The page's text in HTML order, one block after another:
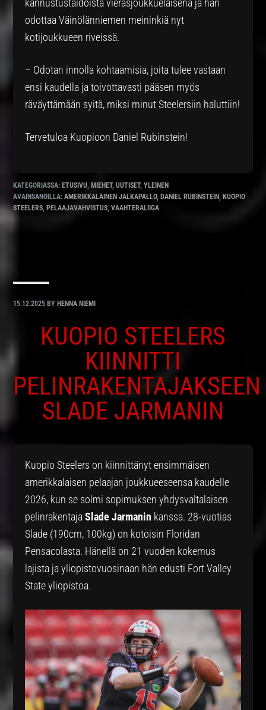
odottaa Väinölänniemen meininkiä nyt
kotijoukkueen riveissä.
– Odotan innolla kohtaamisia, joita tulee vastaan
ensi kaudella ja toivottavasti pääsen myös
räväyttämään syitä, miksi minut Steelersiin haluttiin!
Tervetuloa Kuopioon Daniel Rubinstein!
KATEGORIASSA:ETUSIVU ,MIEHET,UUTISET,YLEINEN
AVAINSANOILLA:AMERIKKALAINEN JALKAPALLO,DANIEL RUBINSTEIN ,KUOPIO
STEELERS ,PELAAJAVAHVISTUS ,VAAHTERALIIGA
15.12.2025 BYHENNA NIEMI
KUOPIO STEELERS
KIINNITTI
PELINRAKENTAJAKSEEN
SLADE JARMANIN
Kuopio Steelers on kiinnittänyt ensimmäisen
amerikkalaisen pelaajan joukkueeseensa kaudelle
2026, kun se solmi sopimuksen yhdysvaltalaisen
pelinrakentajaSlade Jarmanin kanssa. 28-vuotias
Slade (190cm, 100kg) on kotoisin Floridan
Pensacolasta. Hänellä on 21 vuoden kokemus
lajista ja yliopistovuosinaan hän edusti Fort Valley
State yliopistoa.